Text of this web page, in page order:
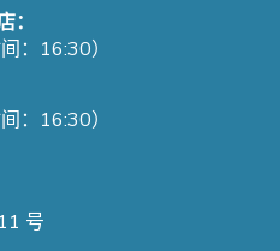
：16:30）
：16:30）
号